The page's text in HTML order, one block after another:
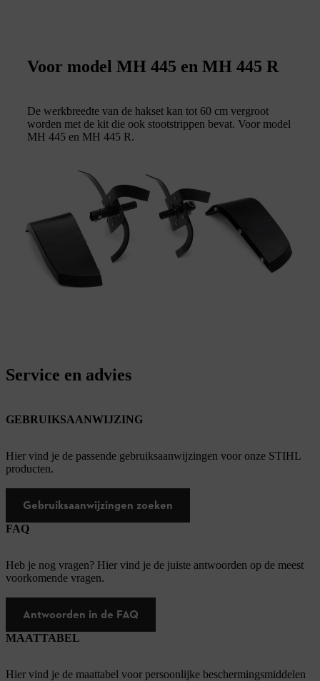
Voor model MH 445 en MH 445 R
De werkbreedte van de hakset kan tot 60 cm vergroot
worden met de kit die ook stootstrippen bevat. Voor model
MH 445 en MH 445 R.
Service en advies
GEBRUIKSAANWIJZING
Hier vind je de passende gebruiksaanwijzingen voor onze STIHL
producten.
Gebruiksaanwijzingen zoeken
FAQ
Heb je nog vragen? Hier vind je de juiste antwoorden op de meest
voorkomende vragen.
Antwoorden in de FAQ
MAATTABEL
Hier vind je de maattabel voor persoonlijke beschermingsmiddelen